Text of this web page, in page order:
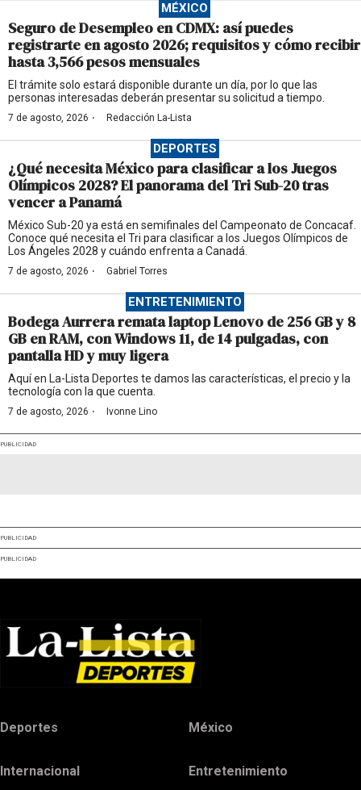
MÉXICO
Seguro de Desempleo en CDMX: así puedes
registrarte en agosto 2026; requisitos y cómo recibir
hasta 3,566 pesos mensuales
El trámite solo estará disponible durante un día, por lo que las
personas interesadas deberán presentar su solicitud a tiempo.
7 de agosto, 2026 · Redacción La-Lista
DEPORTES
¿Qué necesita México para clasificar a los Juegos
Olímpicos 2028? El panorama del Tri Sub-20 tras
vencer a Panamá
México Sub-20 ya está en semifinales del Campeonato de Concacaf.
Conoce qué necesita el Tri para clasificar a los Juegos Olímpicos de
Los Ángeles 2028 y cuándo enfrenta a Canadá.
7 de agosto, 2026 · Gabriel Torres
ENTRETENIMIENTO
Bodega Aurrera remata laptop Lenovo de 256 GB y 8
GB en RAM, con Windows 11, de 14 pulgadas, con
pantalla HD y muy ligera
Aquí en La-Lista Deportes te damos las características, el precio y la
tecnología con la que cuenta.
7 de agosto, 2026 · Ivonne Lino
PUBLICIDAD
PUBLICIDAD
PUBLICIDAD
Deportes México
Internacional Entretenimiento